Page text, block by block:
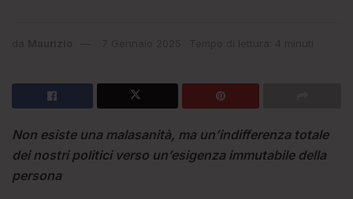
Non esiste una malasanità, ma un’indifferenza totale
dei nostri politici verso un’esigenza immutabile della
persona